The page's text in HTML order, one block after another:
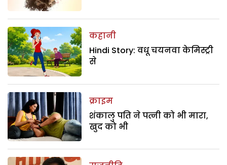
कहानी
Hindi Story: वधू चयनवा केमिस्ट्री
से
क्राइम
शंकालु पति ने पत्नी को भी मारा,
खुद को भी